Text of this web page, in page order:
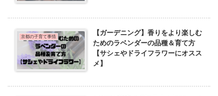
京都の子育て事情
【ガーデニング】香りをより楽しむ
ためのラベンダーの品種＆育て方
【サシェやドライフラワーにオスス
メ】